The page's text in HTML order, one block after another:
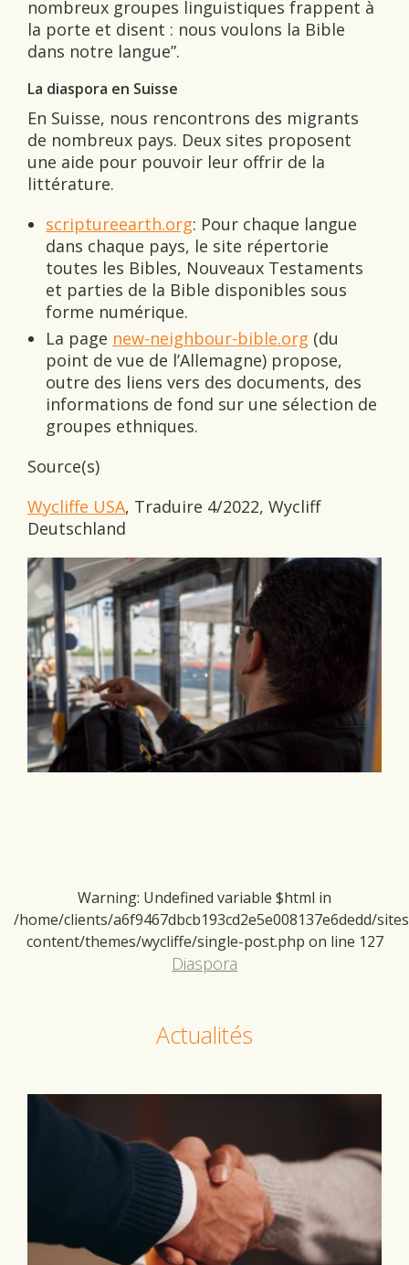
nombreux groupes linguistiques frappent à
la porte et disent : nous voulons la Bible
dans notre langue”.
La diaspora en Suisse
En Suisse, nous rencontrons des migrants
de nombreux pays. Deux sites proposent
une aide pour pouvoir leur offrir de la
littérature.
scriptureearth.org: Pour chaque langue
dans chaque pays, le site répertorie
toutes les Bibles, Nouveaux Testaments
et parties de la Bible disponibles sous
forme numérique.
La page new-neighbour-bible.org (du
point de vue de l’Allemagne) propose,
outre des liens vers des documents, des
informations de fond sur une sélection de
groupes ethniques.
Source(s)
Wycliffe USA, Traduire 4/2022, Wycliff
Deutschland
Warning: Undefined variable $html in
/home/clients/a6f9467dbcb193cd2e5e008137e6dedd/
content/themes/wycliffe/single-post.php on line 127
Diaspora
Actualités